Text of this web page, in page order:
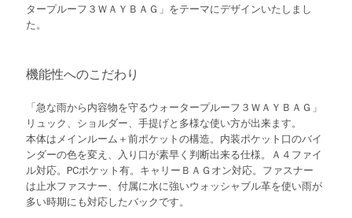
タープルーフ３ＷＡＹＢＡＧ」をテーマにデザインいたしまし
た。
機能性へのこだわり
「急な雨から内容物を守るウォータープルーフ３ＷＡＹＢＡＧ」
リュック、ショルダー、手提げと多様な使い方が出来ます。
本体はメインルーム＋前ポケットの構造。内装ポケット口のバイ
ンダーの色を変え、入り口が素早く判断出来る仕様。Ａ４ファイ
ル対応。PCポケット有。キャリーＢＡＧオン対応。ファスナー
は止水ファスナー、付属に水に強いウォッシャブル革を使い雨が
多い時期にも対応したバックです。